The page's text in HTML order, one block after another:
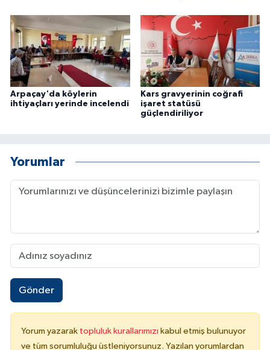
Arpaçay'da köylerin
ihtiyaçları yerinde incelendi
Kars gravyerinin coğrafi
işaret statüsü
güçlendiriliyor
Yorumlar
Gönder
Yorum yazarak topluluk kurallarımızı kabul etmiş bulunuyor
ve tüm sorumluluğu üstleniyorsunuz. Yazılan yorumlardan